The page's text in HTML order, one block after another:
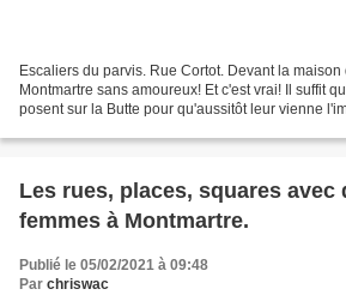
Escaliers du parvis. Rue Cortot. Devant la maison
Montmartre sans amoureux! Et c'est vrai! Il suffit
posent sur la Butte pour qu'aussitôt leur vienne
Les rues, places, squares avec
femmes à Montmartre.
Publié le 05/02/2021 à 09:48
Par chriswac